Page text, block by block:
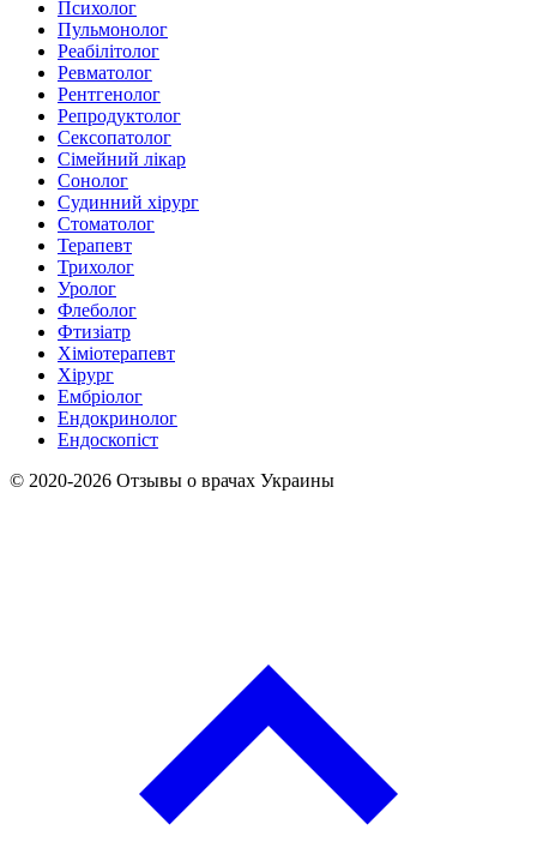
Психолог
Пульмонолог
Реабілітолог
Ревматолог
Рентгенолог
Репродуктолог
Сексопатолог
Сімейний лікар
Сонолог
Судинний хірург
Стоматолог
Терапевт
Трихолог
Уролог
Флеболог
Фтизіатр
Хіміотерапевт
Хірург
Ембріолог
Ендокринолог
Ендоскопіст
© 2020-2026 Отзывы о врачах Украины